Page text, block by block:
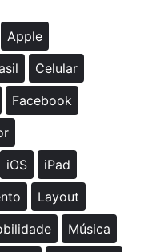
Apple
Celular
Facebook
iOS
iPad
Layout
Música